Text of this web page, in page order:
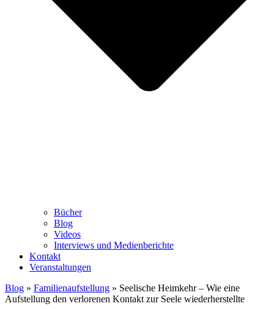
Bücher
Blog
Videos
Interviews und Medienberichte
Kontakt
Veranstaltungen
Blog » Familienaufstellung » Seelische Heimkehr – Wie eine
Aufstellung den verlorenen Kontakt zur Seele wiederherstellte